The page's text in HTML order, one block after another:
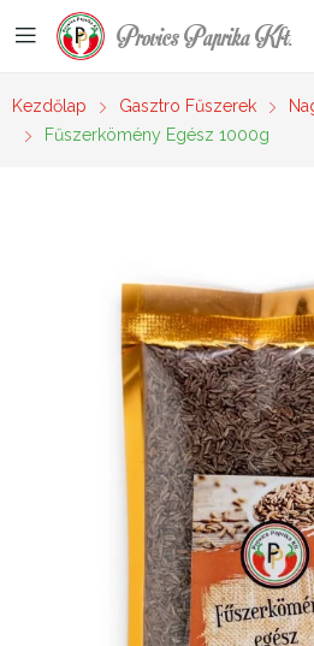
Provics Paprika Kft.
Kezdőlap Gasztro Fűszerek
Fűszerkömény Egész 1000g